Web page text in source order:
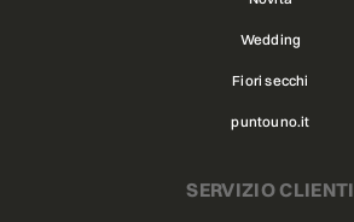
Wedding
Fiori secchi
puntouno.it
SERVIZIO CLIENTI